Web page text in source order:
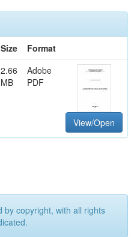
Size
Format
2.66
MB
Adobe
PDF
View/Open
by copyright, with all rights